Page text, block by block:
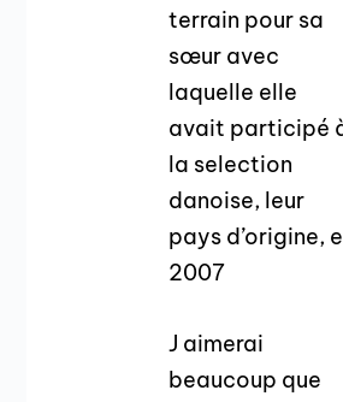
terrain pour sa
sœur avec
laquelle elle
avait participé
la selection
danoise, leur
pays d’origine,
2007
J aimerai
beaucoup que